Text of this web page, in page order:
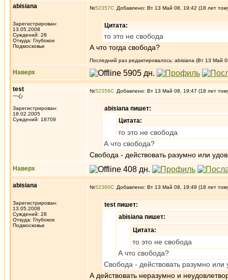
abisiana
Зарегистрирован:
13.05.2008
Суждений: 28
Откуда: Глубокое
Подмосковье
№52357 Добавлено: Вт 13 Май 08, 19:42 (18 лет
Цитата:
то это не свобода
А что тогда свобода?
Последний раз редактировалось: abisiana (Вт 13 Май
Наверх
test
一心
Зарегистрирован:
18.02.2005
Суждений: 18709
№52358 Добавлено: Вт 13 Май 08, 19:47 (18 лет
abisiana пишет:
Цитата:
то это не свобода
А что свобода?
Свобода - действовать разумно или
Наверх
abisiana
Зарегистрирован:
13.05.2008
Суждений: 28
Откуда: Глубокое
Подмосковье
№52360 Добавлено: Вт 13 Май 08, 19:49 (18 лет
test пишет:
abisiana пишет:
Цитата:
то это не свобода
А что свобода?
Свобода - действовать разумно или
А действовать неразумно и